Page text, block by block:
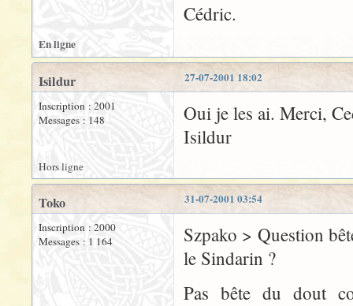
Cédric.
En ligne
27-07-2001 18:02
Isildur
Inscription : 2001
Messages : 148
Oui je les ai. Merci,
Isildur
Hors ligne
31-07-2001 03:54
Toko
Inscription : 2000
Messages : 1 164
Szpako > Question
le Sindarin ?
Pas bête du dout